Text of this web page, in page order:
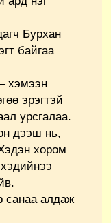
Бурхан
байгаа
хэмээн
эрэгтэй
урсгалаа.
дээш нь,
хором
санаа алдаж